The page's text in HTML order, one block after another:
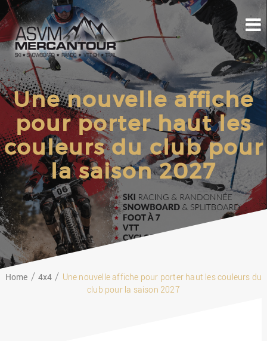
Une nouvelle affiche
pour porter haut les
couleurs du club pour
la saison 2027
Home 4x4
Une nouvelle affiche pour porter haut les couleurs du
club pour la saison 2027